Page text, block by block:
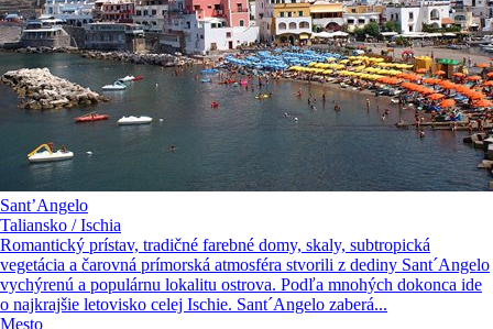
Sant’Angelo
Taliansko / Ischia
Romantický prístav, tradičné farebné domy, skaly, subtropická
vegetácia a čarovná prímorská atmosféra stvorili z dediny Sant´Angelo
vychýrenú a populárnu lokalitu ostrova. Podľa mnohých dokonca ide
o najkrajšie letovisko celej Ischie. Sant´Angelo zaberá...
Mesto